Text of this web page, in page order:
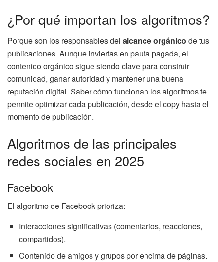
¿Por qué importan los algoritmos?
Porque son los responsables del alcance orgánico de tus
publicaciones. Aunque inviertas en pauta pagada, el
contenido orgánico sigue siendo clave para construir
comunidad, ganar autoridad y mantener una buena
reputación digital. Saber cómo funcionan los algoritmos te
permite optimizar cada publicación, desde el copy hasta el
momento de publicación.
Algoritmos de las principales
redes sociales en 2025
Facebook
El algoritmo de Facebook prioriza:
Interacciones significativas (comentarios, reacciones,
compartidos).
Contenido de amigos y grupos por encima de páginas.